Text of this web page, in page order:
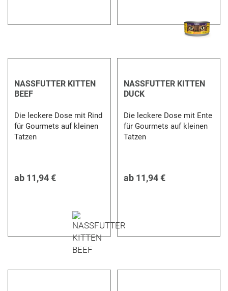
NASSFUTTER KITTEN
BEEF
Die leckere Dose mit Rind
für Gourmets auf kleinen
Tatzen
ab 11,94 €
NASSFUTTER KITTEN
DUCK
Die leckere Dose mit Ente
für Gourmets auf kleinen
Tatzen
ab 11,94 €